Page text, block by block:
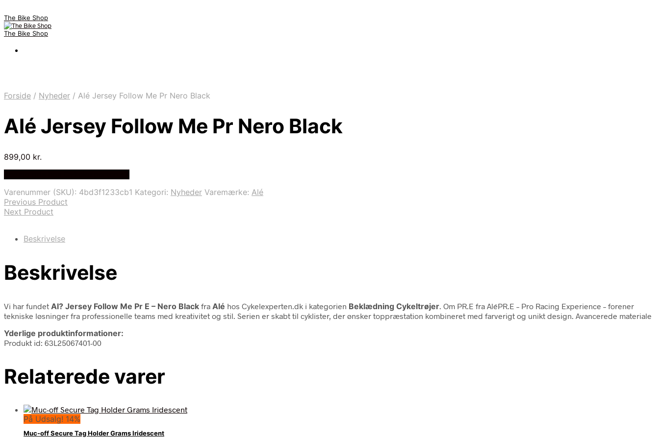
The Bike Shop
The Bike Shop
Forside / Nyheder / Alé Jersey Follow Me Pr Nero Black
Alé Jersey Follow Me Pr Nero Black
899,00 kr.
Varenummer (SKU): 4bd3f1233cb1 Kategori: Nyheder Varemærke: Alé
Previous Product
Next Product
Beskrivelse
Beskrivelse
Vi har fundet Al? Jersey Follow Me Pr E – Nero Black fra Alé hos Cykelexperten.dk i kategorien Beklædning Cykeltrøjer . Om PR.E fra AléPR.E – Pro Racing Experience – forener
tekniske løsninger fra professionelle teams med kreativitet og stil. Serien er skabt til cyklister, der ønsker toppræstation kombineret med farverigt og unikt design. Avancerede materiale
Yderlige produktinformationer:
Produkt id: 63L25067401-00
Relaterede varer
På Udsalg! 14%
Muc-off Secure Tag Holder Grams Iridescent